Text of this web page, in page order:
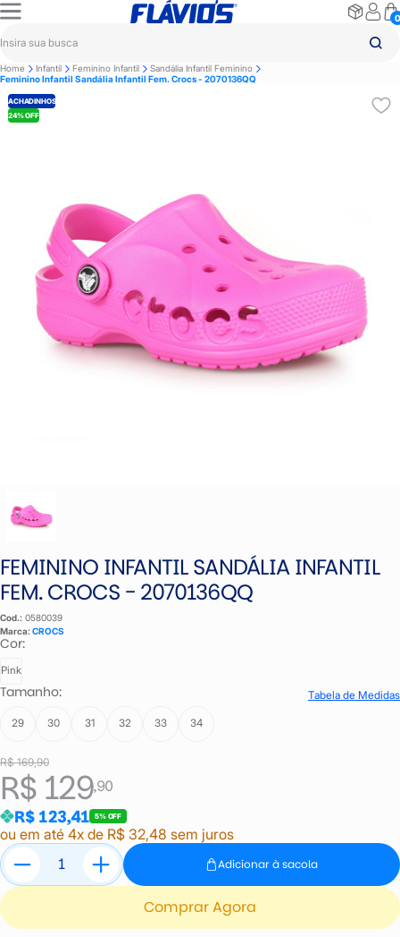
0
Home Infantil Feminino Infantil
Sandália Infantil Feminino
Feminino Infantil Sandália Infantil Fem. Crocs - 2070136QQ
24% OFF
ACHADINHOS
FEMININO INFANTIL SANDÁLIA INFANTIL
FEM. CROCS - 2070136QQ
Cod.: 0580039
Marca: CROCS
R$ 169,90
R$ 129,90
R$ 123,41 5% OFF
ou em até 4x de R$ 32,48 sem juros
Cor:
Pink
Tamanho: Tabela de Medidas
29 30 31 32 33 34
Adicionar à sacola
Comprar Agora